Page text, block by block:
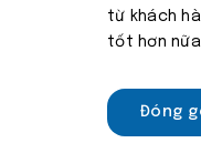
từ khách
tốt hơn nữa.
Đóng